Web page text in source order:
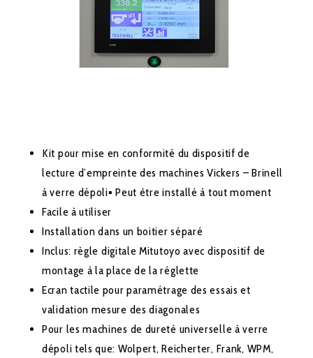
Kit pour mise en conformité du dispositif de
lecture d’empreinte des machines Vickers – Brinell
à verre dépoli▪ Peut être installé à tout moment
Facile à utiliser
Installation dans un boitier séparé
Inclus: règle digitale Mitutoyo avec dispositif de
montage à la place de la réglette
Ecran tactile pour paramétrage des essais et
validation mesure des diagonales
Pour les machines de dureté universelle à verre
dépoli tels que: Wolpert, Reicherter, Frank, WPM,